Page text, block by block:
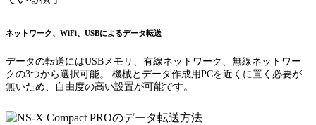
ネットワーク、WiFi、USBによるデータ転送
データの転送にはUSBメモリ、有線ネットワーク、無線ネットワー
クの3つから選択可能。 機械とデータ作成用PCを近くに置く必要が
無いため、自由度の高い設置が可能です。